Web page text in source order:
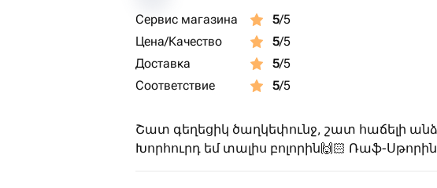
Сервис магазина 5/5
Цена/Качество
5/5
Доставка
5/5
Соответствие
5/5
Շատ գեղեցիկ ծաղկեփունջ, շատ հաճելի
Խորհուրդ եմ տալիս բոլորին🙌🏻 Ռաֆ-